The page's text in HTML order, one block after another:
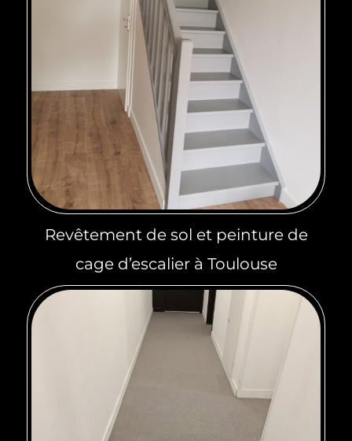
Revêtement de sol et peinture de
cage d’escalier à Toulouse